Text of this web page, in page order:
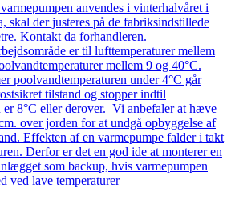
anvendes i vinterhalvåret i
skal der justeres på de fabriksindstillede
Kontakt da forhandleren.
er til lufttemperaturer mellem
mellem 9 og 40°C.
poolvandtemperaturen under 4°C går
tilstand og stopper indtil
er 8°C eller derover. Vi anbefaler at hæve
over jorden for at undgå opbyggelse af
Effekten af en varmepumpe falder i takt
Derfor er det en god ide at monterer en
som backup, hvis varmepumpen
ved lave temperaturer